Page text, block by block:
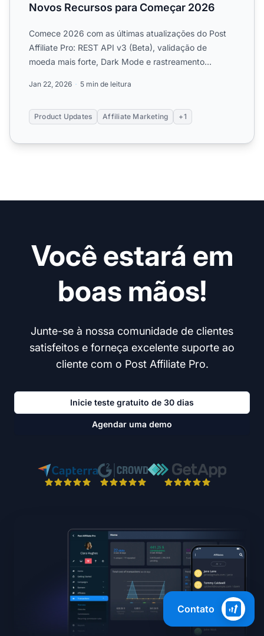
Novos Recursos para Começar 2026
Comece 2026 com as últimas atualizações do Post
Affiliate Pro: REST API v3 (Beta), validação de
moeda mais forte, Dark Mode e rastreamento
Jan 22, 2026 5 min de leitura
Product Updates Affiliate Marketing +1
Você estará em
boas mãos!
Junte-se à nossa comunidade de clientes
satisfeitos e forneça excelente suporte ao
cliente com o Post Affiliate Pro.
Inicie teste gratuito de 30 dias
Agendar uma demo
Contato